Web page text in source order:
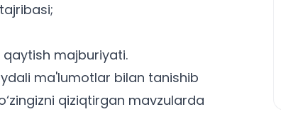
majburiyati.
ma'lumotlar bilan tanishib
qiziqtirgan mavzularda